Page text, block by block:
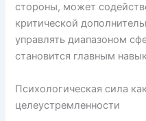
стороны, может
критической
управлять диапазоном
становится главным
Психологическая сила
целеустремленности